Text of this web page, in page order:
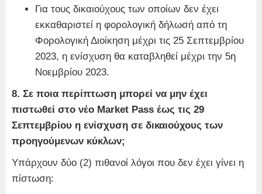
Για τους δικαιούχους των οποίων δεν έχει
εκκαθαριστεί η φορολογική δήλωσή από τη
Φορολογική Διοίκηση μέχρι τις 25 Σεπτεμβρίου
2023, η ενίσχυση θα καταβληθεί μέχρι την 5η
Νοεμβρίου 2023.
8. Σε ποια περίπτωση μπορεί να μην έχει
πιστωθεί στο νέο Market Pass έως τις 29
Σεπτεμβρίου η ενίσχυση σε δικαιούχους των
προηγούμενων κύκλων;
Υπάρχουν δύο (2) πιθανοί λόγοι που δεν έχει γίνει η
πίστωση: